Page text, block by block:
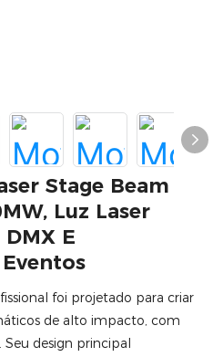
Stage Beam
Luz Laser
E
foi projetado para criar
de alto impacto, com
Seu design principal